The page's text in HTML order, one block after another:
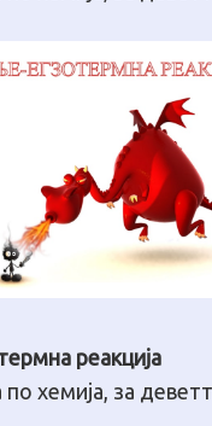
реакција
по хемија, за